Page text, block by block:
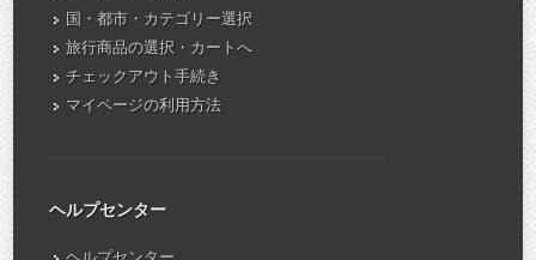
国・都市・カテゴリー選択
旅行商品の選択・カートへ
チェックアウト手続き
マイページの利用方法
ヘルプセンター